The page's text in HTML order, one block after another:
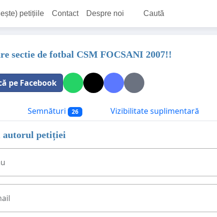
petițiile Contact Despre noi Caută
sectie de fotbal CSM FOCSANI 2007!!
pe Facebook
Semnături 26 Vizibilitate suplimentară
autorul petiției